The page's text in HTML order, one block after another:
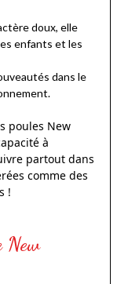
doux, elle
enfants et les
dans le
poules New
à
partout dans
comme des
!
New